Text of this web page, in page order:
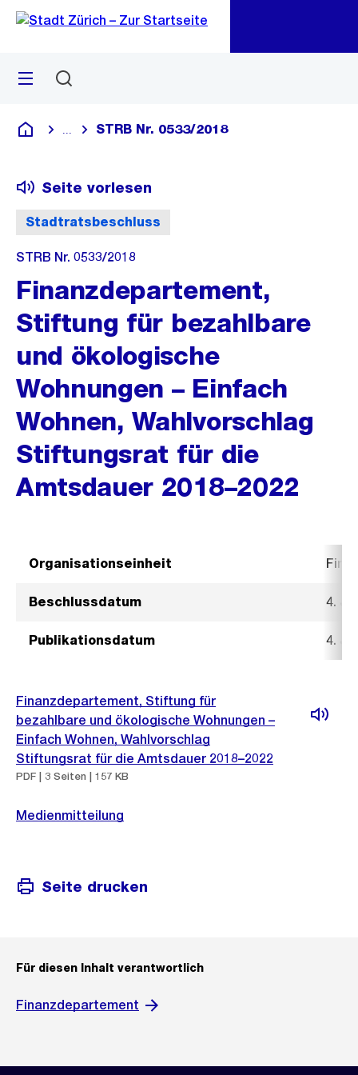
Navigation
Sprunglink
Menü
Deutsch
Blende alle Breadcrumbs ein
STRB Nr. 0533/2018
Stadtratsbeschluss
Seite vorlesen
STRB Nr. 0533/2018
Finanzdepartement,
Stiftung für bezahlbare
und ökologische
Wohnungen – Einfach
Wohnen, Wahlvorschlag
Stiftungsrat für die
Amtsdauer 2018–2022
Organisationseinheit
Beschlussdatum 4.
Publikationsdatum 4.
Finanzdepartement, Stiftung für
bezahlbare und ökologische Wohnungen –
Einfach Wohnen, Wahlvorschlag
Stiftungsrat für die Amtsdauer 2018–2022
PDF | 3 Seiten | 157 KB
Medienmitteilung
Seite drucken
Für diesen Inhalt verantwortlich
Finanzdepartement